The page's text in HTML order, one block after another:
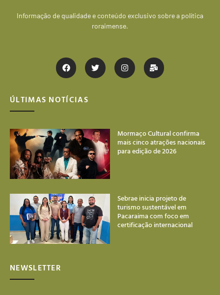
Informação de qualidade e conteúdo exclusivo sobre a política
roraimense.
ÚLTIMAS NOTÍCIAS
Mormaço Cultural confirma
mais cinco atrações nacionais
para edição de 2026
Sebrae inicia projeto de
turismo sustentável em
Pacaraima com foco em
certificação internacional
NEWSLETTER